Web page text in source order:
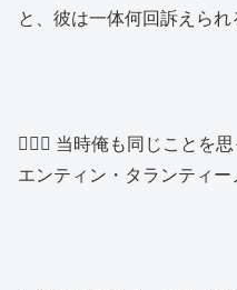
と、彼は一体何回訴えら
🧔🏽‍♂️ 当時俺も同じことを
エンティン・タランティー